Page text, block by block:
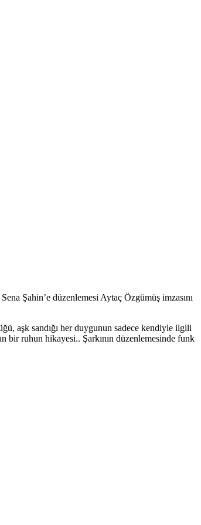
Şahin’e düzenlemesi Aytaç Özgümüş imzasını
aşk sandığı her duygunun sadece kendiyle ilgili
bir ruhun hikayesi.. Şarkının düzenlemesinde funk